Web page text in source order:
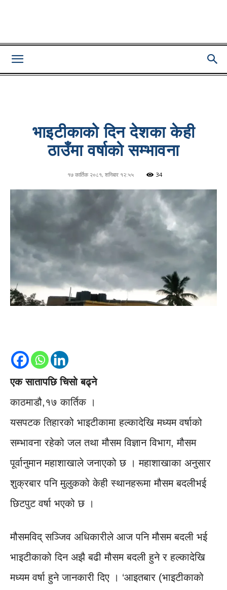
Lumbini
भाइटीकाको दिन देशका केही
ठाउँमा वर्षाकाे सम्भावना
१७ कार्तिक २०८१, शनिबार १२:५५ 34
एक सातापछि चिसो बढ्ने
काठमाडौ,१७ कार्तिक ।
यसपटक तिहारको भाइटीकामा हल्कादेखि मध्यम वर्षाको
सम्भावना रहेको जल तथा मौसम विज्ञान विभाग, मौसम
पूर्वानुमान महाशाखाले जनाएको छ । महाशाखाका अनुसार
शुक्रबार पनि मुलुकको केही स्थानहरूमा मौसम बदलीभई
छिटपुट वर्षा भएको छ ।
मौसमविद् सञ्जिव अधिकारीले आज पनि मौसम बदली भई
भाइटीकाको दिन अझै बढी मौसम बदली हुने र हल्कादेखि
मध्यम वर्षा हुने जानकारी दिए । ‘आइतबार (भाइटीकाको